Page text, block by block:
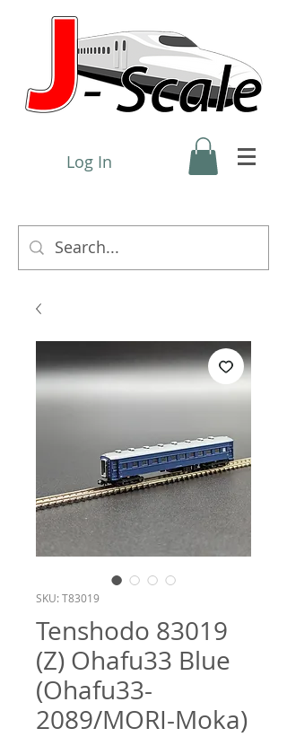
Log In
SKU: T83019
Tenshodo 83019
(Z) Ohafu33 Blue
(Ohafu33-
2089/MORI-Moka)